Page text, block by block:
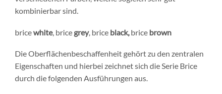
kombinierbar sind.
bricewhite, brice grey, brice black, brice brown
Die Oberflächenbeschaffenheit gehört zu den zentralen
Eigenschaften und hierbei zeichnet sich die Serie Brice
durch die folgenden Ausführungen aus.